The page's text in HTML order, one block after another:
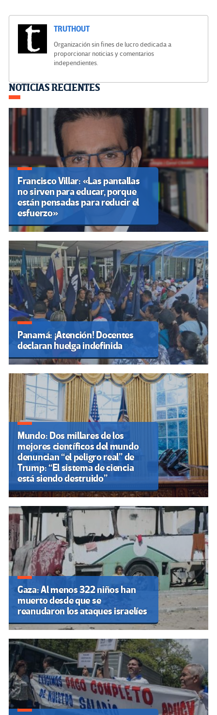
TRUTHOUT
Organización sin fines de lucro dedicada a
proporcionar noticias y comentarios
independientes.
Navegación
de
entradas
NOTICIAS RECIENTES
Francisco Villar: «Las pantallas
no sirven para educar, porque
están pensadas para reducir el
esfuerzo»
Panamá: ¡Atención! Docentes
declaran huelga indefinida
Mundo: Dos millares de los
mejores científicos del mundo
denuncian “el peligro real” de
Trump: “El sistema de ciencia
está siendo destruido”
Gaza: Al menos 322 niños han
muerto desde que se
reanudaron los ataques israelíes